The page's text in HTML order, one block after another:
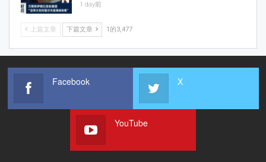
1 day前
上篇文章 下篇文章 1的3,477
Facebook X
YouTube